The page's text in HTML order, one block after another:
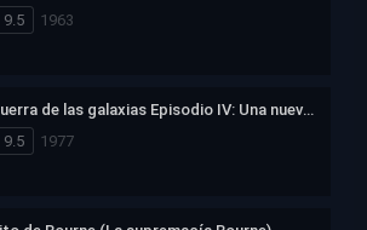
9.5
1963
La guerra de las galaxias Episodio IV: Una nueva esperanza
9.5
1977